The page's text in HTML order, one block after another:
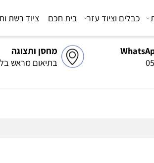
מחסן ותצוגה
בתיאום מראש
כבלים וציוד עזר בית חכם ציוד רשת